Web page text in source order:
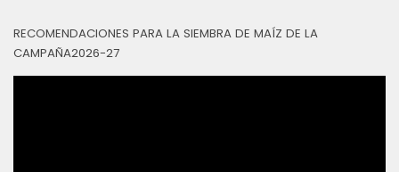
RECOMENDACIONES PARA LA SIEMBRA DE MAÍZ DE LA
CAMPAÑA2026-27